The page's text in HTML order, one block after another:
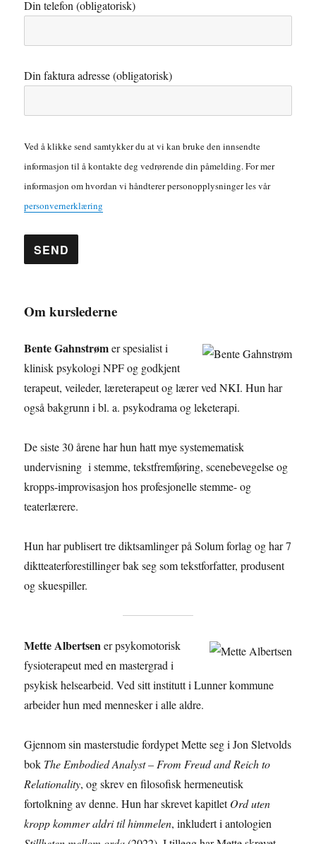
Din telefon (obligatorisk)
Din faktura adresse (obligatorisk)
Ved å klikke send samtykker du at vi kan bruke den innsendte
informasjon til å kontakte deg vedrørende din påmelding. For mer
informasjon om hvordan vi håndterer personopplysninger les vår
personvernerklæring
l
e
r
n
a
i
v
e
:
Om kurslederne
Bente Gahnstrømer spesialist i
klinisk psykologi NPF og godkjent
terapeut, veileder, læreterapeut og lærer ved NKI. Hun har
også bakgrunn i bl. a. psykodrama og leketerapi.
De siste 30 årene har hun hatt mye systemematisk
undervisning i stemme, tekstfremføring, scenebevegelse og
kropps-improvisasjon hos profesjonelle stemme- og
teaterlærere.
Hun har publisert tre diktsamlinger på Solum forlag og har 7
diktteaterforestillinger bak seg som tekstforfatter, produsent
og skuespiller.
Mette Albertsener psykomotorisk
fysioterapeut med en mastergrad i
psykisk helsearbeid. Ved sitt institutt i Lunner kommune
arbeider hun med mennesker i alle aldre.
Gjennom sin masterstudie fordypet Mette seg i Jon Sletvolds
bok The Embodied Analyst – From Freud and Reich to
Relationality, og skrev en filosofisk hermeneutisk
fortolkning av denne. Hun har skrevet kapitletOrd uten
kropp kommer aldri til himmelen, inkludert i antologien